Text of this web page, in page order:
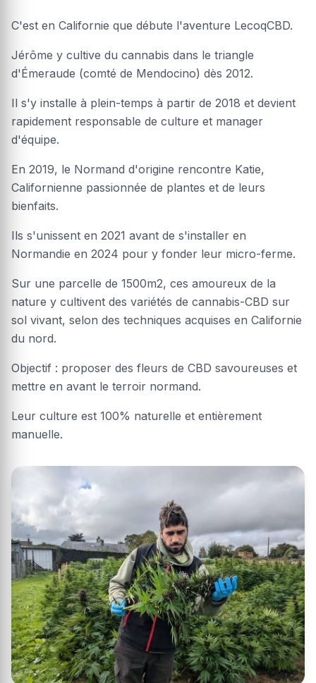
C'est en Californie que débute l'aventure LecoqCBD.
Jérôme y cultive du cannabis dans le triangle
d'Émeraude (comté de Mendocino) dès 2012.
Il s'y installe à plein-temps à partir de 2018 et devient
rapidement responsable de culture et manager
d'équipe.
En 2019, le Normand d'origine rencontre Katie,
Californienne passionnée de plantes et de leurs
bienfaits.
Ils s'unissent en 2021 avant de s'installer en
Normandie en 2024 pour y fonder leur micro-ferme.
Sur une parcelle de 1500m2, ces amoureux de la
nature y cultivent des variétés de cannabis-CBD sur
sol vivant, selon des techniques acquises en Californie
du nord.
Objectif : proposer des fleurs de CBD savoureuses et
mettre en avant le terroir normand.
Leur culture est 100% naturelle et entièrement
manuelle.